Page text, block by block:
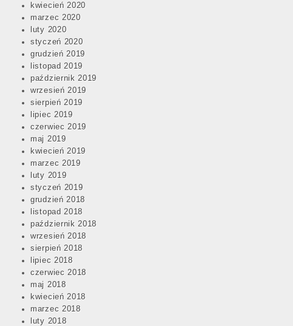
kwiecień 2020
marzec 2020
luty 2020
styczeń 2020
grudzień 2019
listopad 2019
październik 2019
wrzesień 2019
sierpień 2019
lipiec 2019
czerwiec 2019
maj 2019
kwiecień 2019
marzec 2019
luty 2019
styczeń 2019
grudzień 2018
listopad 2018
październik 2018
wrzesień 2018
sierpień 2018
lipiec 2018
czerwiec 2018
maj 2018
kwiecień 2018
marzec 2018
luty 2018